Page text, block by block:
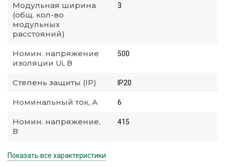
Модульная ширина
(общ. кол-во
модульных
расстояний)
3
Номин. напряжение
изоляции Ui, В
500
Степень защиты (IP) IP20
Номинальный ток, А 6
Номин. напряжение,
В
415
Показать все характеристики